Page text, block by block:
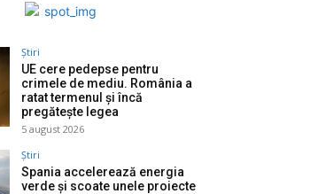
Știri
UE cere pedepse pentru
crimele de mediu. România a
ratat termenul și încă
pregătește legea
5 august 2026
Știri
Spania accelerează energia
verde și scoate unele proiecte